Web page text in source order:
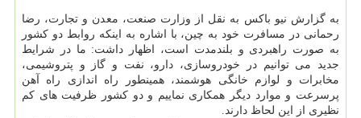
به گزارش نیو باكس به نقل از وزارت صنعت، معدن و تجارت، رضا
رحمانی در مسافرت خود به چین، با اشاره به اینكه روابط دو كشور
به صورت راهبردی و بلندمدت است، اظهار داشت: ما در شرایط
جدید می توانیم در خودروسازی، دارو، نفت و گاز و پتروشیمی،
مخابرات و لوازم خانگی هوشمند، همینطور راه اندازی راه آهن
پرسرعت و موارد دیگر همكاری نماییم و دو كشور ظرفیت های كم
نظیری از این لحاظ دارند.